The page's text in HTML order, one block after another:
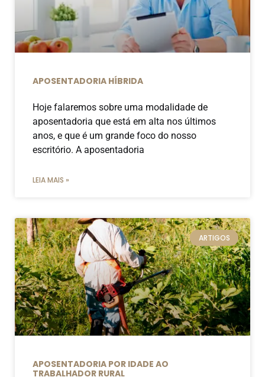
APOSENTADORIA HÍBRIDA
Hoje falaremos sobre uma modalidade de
aposentadoria que está em alta nos últimos
anos, e que é um grande foco do nosso
escritório. A aposentadoria
LEIA MAIS »
ARTIGOS
APOSENTADORIA POR IDADE AO
TRABALHADOR RURAL